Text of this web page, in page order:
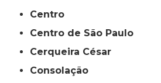
Centro
Centro de São Paulo
Cerqueira César
Consolação